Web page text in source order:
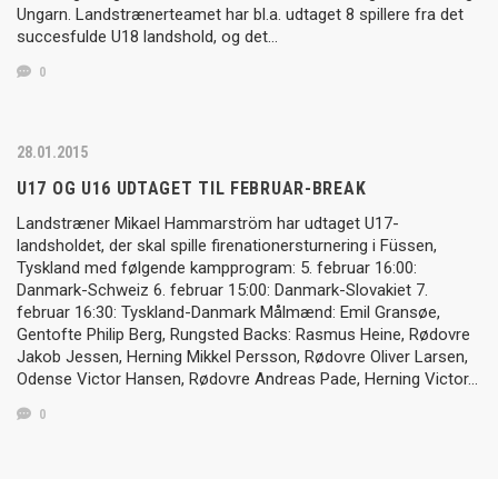
Ungarn. Landstrænerteamet har bl.a. udtaget 8 spillere fra det
succesfulde U18 landshold, og det…
0
28.01.2015
U17 OG U16 UDTAGET TIL FEBRUAR-BREAK
Landstræner Mikael Hammarström har udtaget U17-
landsholdet, der skal spille firenationersturnering i Füssen,
Tyskland med følgende kampprogram: 5. februar 16:00:
Danmark-Schweiz 6. februar 15:00: Danmark-Slovakiet 7.
februar 16:30: Tyskland-Danmark Målmænd: Emil Gransøe,
Gentofte Philip Berg, Rungsted Backs: Rasmus Heine, Rødovre
Jakob Jessen, Herning Mikkel Persson, Rødovre Oliver Larsen,
Odense Victor Hansen, Rødovre Andreas Pade, Herning Victor…
0